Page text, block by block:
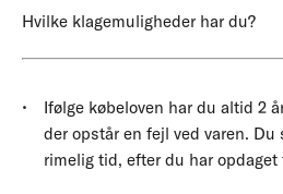
Hvilke klagemuligheder har du?
Ifølge købeloven har du altid 2
der opstår en fejl ved varen.
rimelig tid, efter du har opdaget